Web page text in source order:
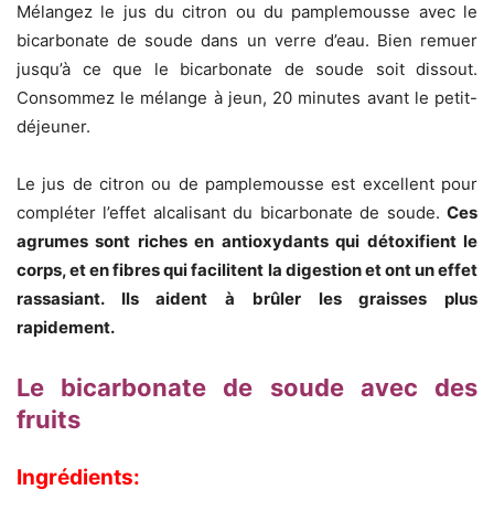
Mélangez le jus du citron ou du pamplemousse avec le
bicarbonate de soude dans un verre d’eau. Bien remuer
jusqu’à ce que le bicarbonate de soude soit dissout.
Consommez le mélange à jeun, 20 minutes avant le petit-
déjeuner.
Le jus de citron ou de pamplemousse est excellent pour
compléter l’effet alcalisant du bicarbonate de soude. Ces
agrumes sont riches en antioxydants qui détoxifient le
corps, et en fibres qui facilitent la digestion et ont un effet
rassasiant. Ils aident à brûler les graisses plus
rapidement.
Le bicarbonate de soude avec des
fruits
Ingrédients: